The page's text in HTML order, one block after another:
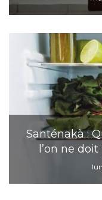
Santénakà :
l’on ne